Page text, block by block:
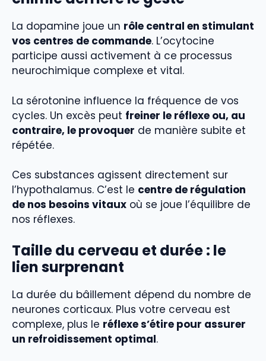
La dopamine joue un rôle central en stimulant
vos centres de commande. L’ocytocine
participe aussi activement à ce processus
neurochimique complexe et vital.
La sérotonine influence la fréquence de vos
cycles. Un excès peut freiner le réflexe ou, au
contraire, le provoquer de manière subite et
répétée.
Ces substances agissent directement sur
l’hypothalamus. C’est le centre de régulation
de nos besoins vitaux où se joue l’équilibre de
nos réflexes.
Taille du cerveau et durée : le
lien surprenant
La durée du bâillement dépend du nombre de
neurones corticaux. Plus votre cerveau est
complexe, plus le réflexe s’étire pour assurer
un refroidissement optimal.